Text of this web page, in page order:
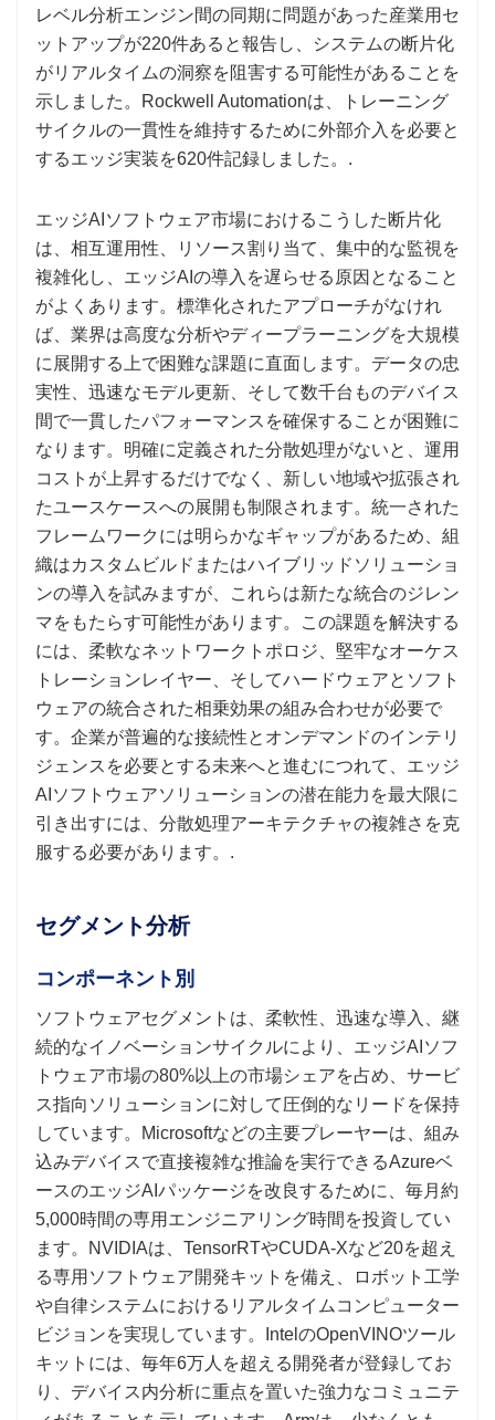
レベル分析エンジン間の同期に問題があった産業用セ
ットアップが220件あると報告し、システムの断片化
がリアルタイムの洞察を阻害する可能性があることを
示しました。Rockwell Automationは、トレーニング
サイクルの一貫性を維持するために外部介入を必要と
するエッジ実装を620件記録しました。.
エッジAIソフトウェア市場におけるこうした断片化
は、相互運用性、リソース割り当て、集中的な監視を
複雑化し、エッジAIの導入を遅らせる原因となること
がよくあります。標準化されたアプローチがなけれ
ば、業界は高度な分析やディープラーニングを大規模
に展開する上で困難な課題に直面します。データの忠
実性、迅速なモデル更新、そして数千台ものデバイス
間で一貫したパフォーマンスを確保することが困難に
なります。明確に定義された分散処理がないと、運用
コストが上昇するだけでなく、新しい地域や拡張され
たユースケースへの展開も制限されます。統一された
フレームワークには明らかなギャップがあるため、組
織はカスタムビルドまたはハイブリッドソリューショ
ンの導入を試みますが、これらは新たな統合のジレン
マをもたらす可能性があります。この課題を解決する
には、柔軟なネットワークトポロジ、堅牢なオーケス
トレーションレイヤー、そしてハードウェアとソフト
ウェアの統合された相乗効果の組み合わせが必要で
す。企業が普遍的な接続性とオンデマンドのインテリ
ジェンスを必要とする未来へと進むにつれて、エッジ
AIソフトウェアソリューションの潜在能力を最大限に
引き出すには、分散処理アーキテクチャの複雑さを克
服する必要があります。.
セグメント分析
コンポーネント別
ソフトウェアセグメントは、柔軟性、迅速な導入、継
続的なイノベーションサイクルにより、エッジAIソフ
トウェア市場の80%以上の市場シェアを占め、サービ
ス指向ソリューションに対して圧倒的なリードを保持
しています。Microsoftなどの主要プレーヤーは、組み
込みデバイスで直接複雑な推論を実行できるAzureベ
ースのエッジAIパッケージを改良するために、毎月約
5,000時間の専用エンジニアリング時間を投資してい
ます。NVIDIAは、TensorRTやCUDA-Xなど20を超え
る専用ソフトウェア開発キットを備え、ロボット工学
や自律システムにおけるリアルタイムコンピューター
ビジョンを実現しています。IntelのOpenVINOツール
キットには、毎年6万人を超える開発者が登録してお
り、デバイス内分析に重点を置いた強力なコミュニテ